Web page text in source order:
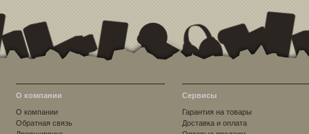
О компании
О компании
Обратная связь
Сервисы
Гарантия на товары
Доставка и оплата